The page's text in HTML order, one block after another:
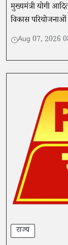
मुख्यमंत्री योगी
विकास
Aug 07, 2026
राज्य